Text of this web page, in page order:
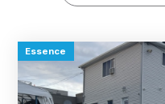
Essence